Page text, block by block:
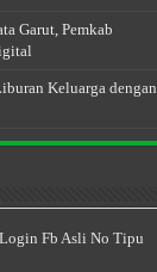
Garut, Pemkab
Keluarga dengan
Fb Asli No Tipu